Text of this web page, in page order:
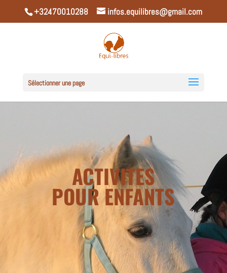
+32470010288 infos.equilibres@gmail.com
Sélectionner une page
ACTIVITES
POUR ENFANTS